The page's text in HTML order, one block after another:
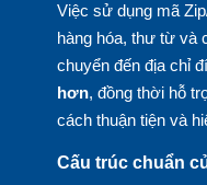
Việc sử dụng mã
hàng hóa, thư từ và
chuyển đến địa chỉ
hơn, đồng thời hỗ
cách thuận tiện và
Cấu trúc chuẩn